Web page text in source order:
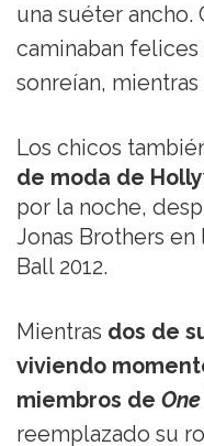
una suéter ancho.
caminaban
sonreían,
Los chicos
de moda de
por la noche,
Jonas Brothers
Ball 2012.
Mientras dos de
viviendo
miembros de
reemplazado su